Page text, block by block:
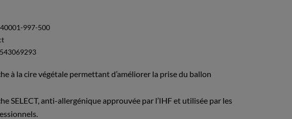
997-500
à la cire végétale permettant d’améliorer la prise du ballon
SELECT, anti-allergénique approuvée par l’IHF et utilisée par les